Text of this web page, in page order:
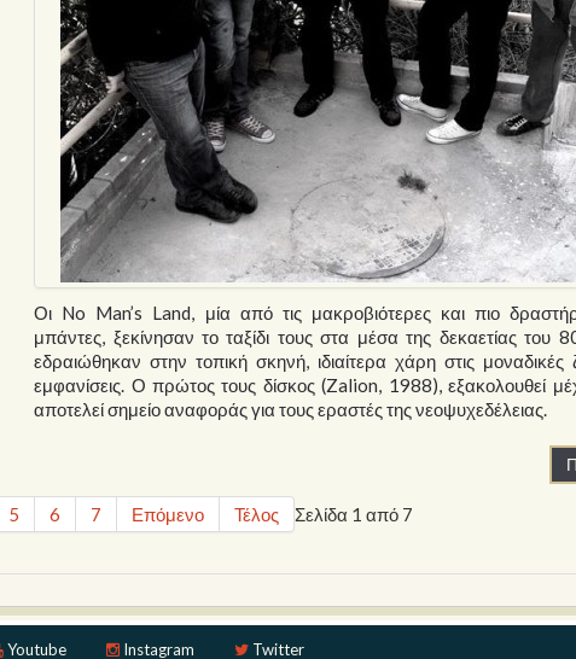
Οι No Man’s Land, μία από τις μακροβιότερες και πιο
μπάντες, ξεκίνησαν το ταξίδι τους στα μέσα της δεκαετίας του
εδραιώθηκαν στην τοπική σκηνή, ιδιαίτερα χάρη στις μοναδικές
εμφανίσεις. Ο πρώτος τους δίσκος (Zalion, 1988), εξακολουθεί
αποτελεί σημείο αναφοράς για τους εραστές της νεοψυχεδέλειας.
Σελίδα 1 από 7
5 6 7 Επόμενο Τέλος
Youtube Instagram Twitter